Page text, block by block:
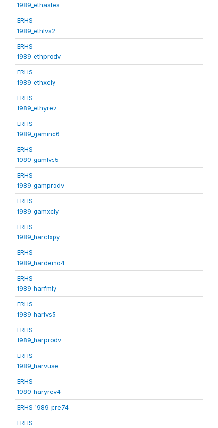
1989_ethastes
ERHS
1989_ethlvs2
ERHS
1989_ethprodv
ERHS
1989_ethxcly
ERHS
1989_ethyrev
ERHS
1989_gaminc6
ERHS
1989_gamlvs5
ERHS
1989_gamprodv
ERHS
1989_gamxcly
ERHS
1989_harclxpy
ERHS
1989_hardemo4
ERHS
1989_harfmly
ERHS
1989_harlvs5
ERHS
1989_harprodv
ERHS
1989_harvuse
ERHS
1989_haryrev4
ERHS 1989_pre74
ERHS